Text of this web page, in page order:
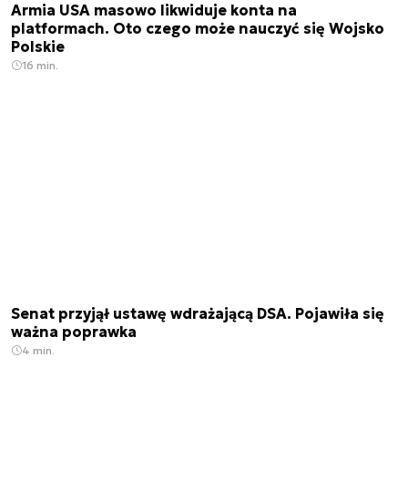
Armia USA masowo likwiduje konta na
platformach. Oto czego może nauczyć się Wojsko
Polskie
16 min.
Senat przyjął ustawę wdrażającą DSA. Pojawiła się
ważna poprawka
4 min.